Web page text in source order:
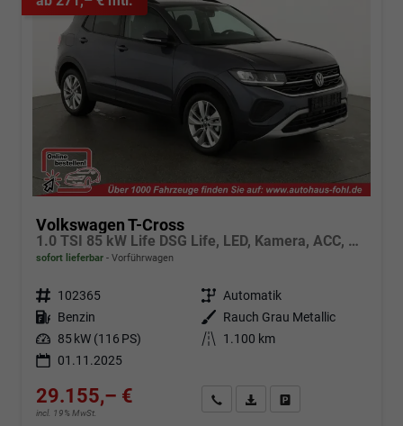
Volkswagen T-Cross
1.0 TSI 85 kW Life DSG Life, LED, Kamera, ACC, Side, Winter, 17-Zoll, 3-J. Garantie
sofort lieferbar Vorführwagen
Fahrzeugnr. 102365 Getriebe Automatik
Kraftstoff Benzin Außenfarbe
Rauch Grau Metallic
Leistung 85 kW (116 PS) Kilometerstand
1.100 km
01.11.2025
29.155,– €
incl. 19% MwSt.
Angebot anfordern
Fahrzeugexpose (PDF)